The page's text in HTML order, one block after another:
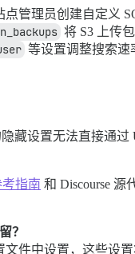
点管理员创建自定义
将 S3 上传
等设置调整搜索速
藏设置无法直接通过
指南 和 Discourse 源
？
文件中设置，这些设